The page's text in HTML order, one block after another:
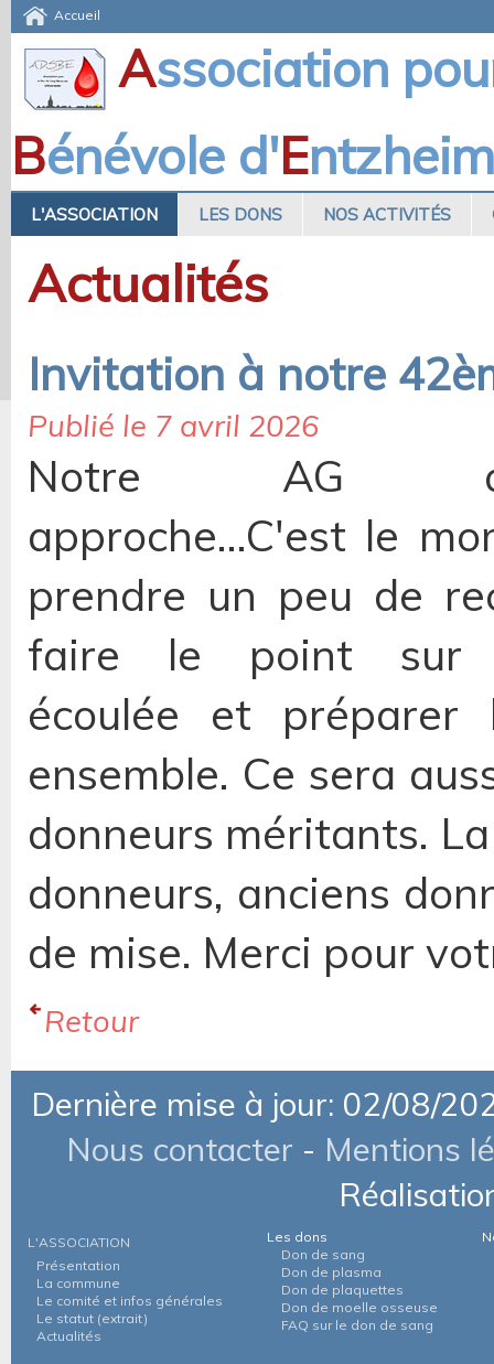
Accueil
Association
Bénévole d'Entzheim
L'ASSOCIATION LES DONS NOS ACTIVITÉS
Actualités
Invitation à notre
Publié le 7 avril 2026
Notre AG
approche...C'est le
prendre un peu de
faire le point sur
écoulée et préparer
ensemble. Ce sera
donneurs méritants.
donneurs, anciens
de mise. Merci pour
Retour
Dernière mise à jour: 02/08/
Nous contacter - Mentions
L'ASSOCIATION
Présentation
La commune
Le comité et infos générales
Le statut (extrait)
Actualités
Les dons
Don de sang
Don de plasma
Don de plaquettes
Don de moelle osseuse
FAQ sur le don de sang